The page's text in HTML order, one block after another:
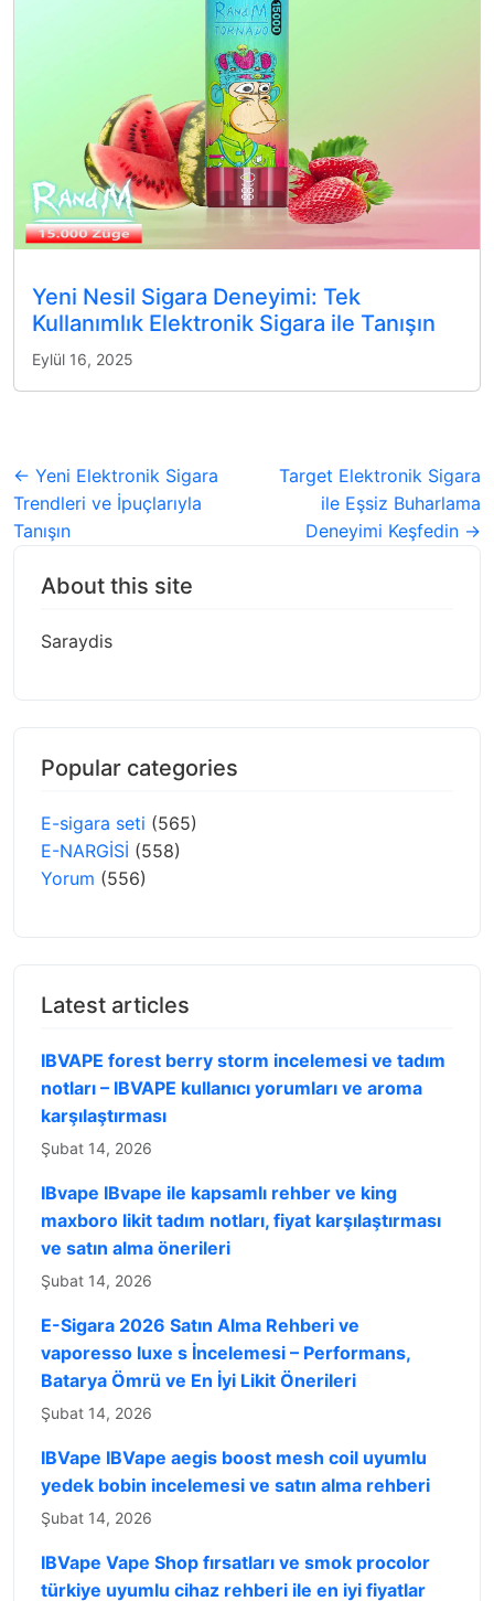
Yeni Nesil Sigara Deneyimi: Tek
Kullanımlık Elektronik Sigara ile Tanışın
Eylül 16, 2025
← Yeni Elektronik Sigara
Trendleri ve İpuçlarıyla
Tanışın
Target Elektronik Sigara
ile Eşsiz Buharlama
Deneyimi Keşfedin →
About this site
Saraydis
Popular categories
E-sigara seti (565)
E-NARGİSİ (558)
Yorum (556)
Latest articles
IBVAPE forest berry storm incelemesi ve tadım
notları – IBVAPE kullanıcı yorumları ve aroma
karşılaştırması
Şubat 14, 2026
IBvape IBvape ile kapsamlı rehber ve king
maxboro likit tadım notları, fiyat karşılaştırması
ve satın alma önerileri
Şubat 14, 2026
E-Sigara 2026 Satın Alma Rehberi ve
vaporesso luxe s İncelemesi – Performans,
Batarya Ömrü ve En İyi Likit Önerileri
Şubat 14, 2026
IBVape IBVape aegis boost mesh coil uyumlu
yedek bobin incelemesi ve satın alma rehberi
Şubat 14, 2026
IBVape Vape Shop fırsatları ve smok procolor
türkiye uyumlu cihaz rehberi ile en iyi fiyatlar